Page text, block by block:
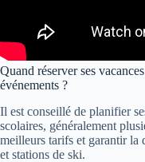
Quand réserver ses
événements ?
Il est conseillé de planifier
scolaires, généralement
meilleurs tarifs et garantir la
et stations de ski.